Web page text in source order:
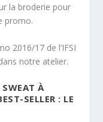
la broderie pour
promo.
2016/17 de l’IFSI
notre atelier.
À
SELLER : LE